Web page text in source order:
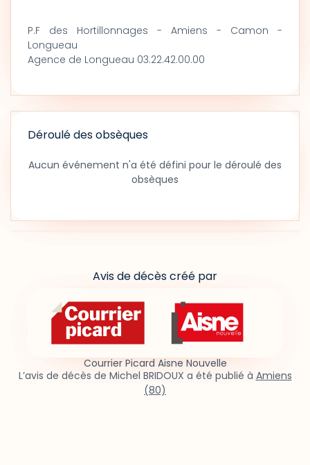
P.F des Hortillonnages - Amiens - Camon -
Longueau
Agence de Longueau 03.22.42.00.00
Déroulé des obsèques
Aucun événement n'a été défini pour le déroulé des
obsèques
Avis de décès créé par
Courrier Picard Aisne Nouvelle
L’avis de décès de Michel BRIDOUX a été publié à Amiens
(80)